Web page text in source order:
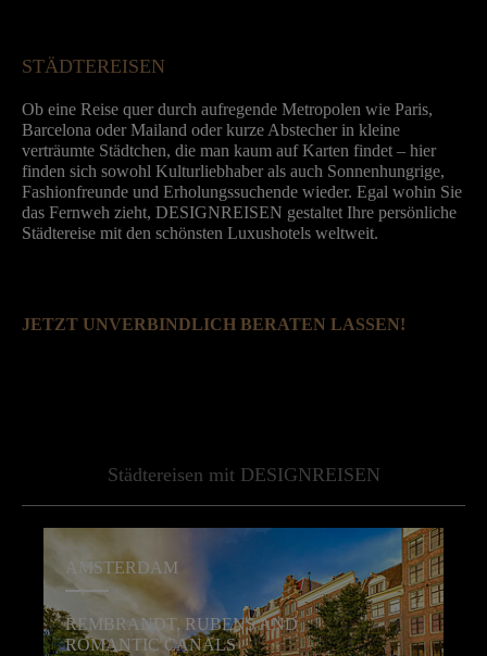
STÄDTEREISEN
Ob eine Reise quer durch aufregende Metropolen wie Paris,
Barcelona oder Mailand oder kurze Abstecher in kleine
verträumte Städtchen, die man kaum auf Karten findet – hier
finden sich sowohl Kulturliebhaber als auch Sonnenhungrige,
Fashionfreunde und Erholungssuchende wieder. Egal wohin Sie
das Fernweh zieht, DESIGNREISEN gestaltet Ihre persönliche
Städtereise mit den schönsten Luxushotels weltweit.
JETZT UNVERBINDLICH BERATEN LASSEN!
Städtereisen mit DESIGNREISEN
AMSTERDAM
REMBRANDT, RUBENS AND
ROMANTIC CANALS